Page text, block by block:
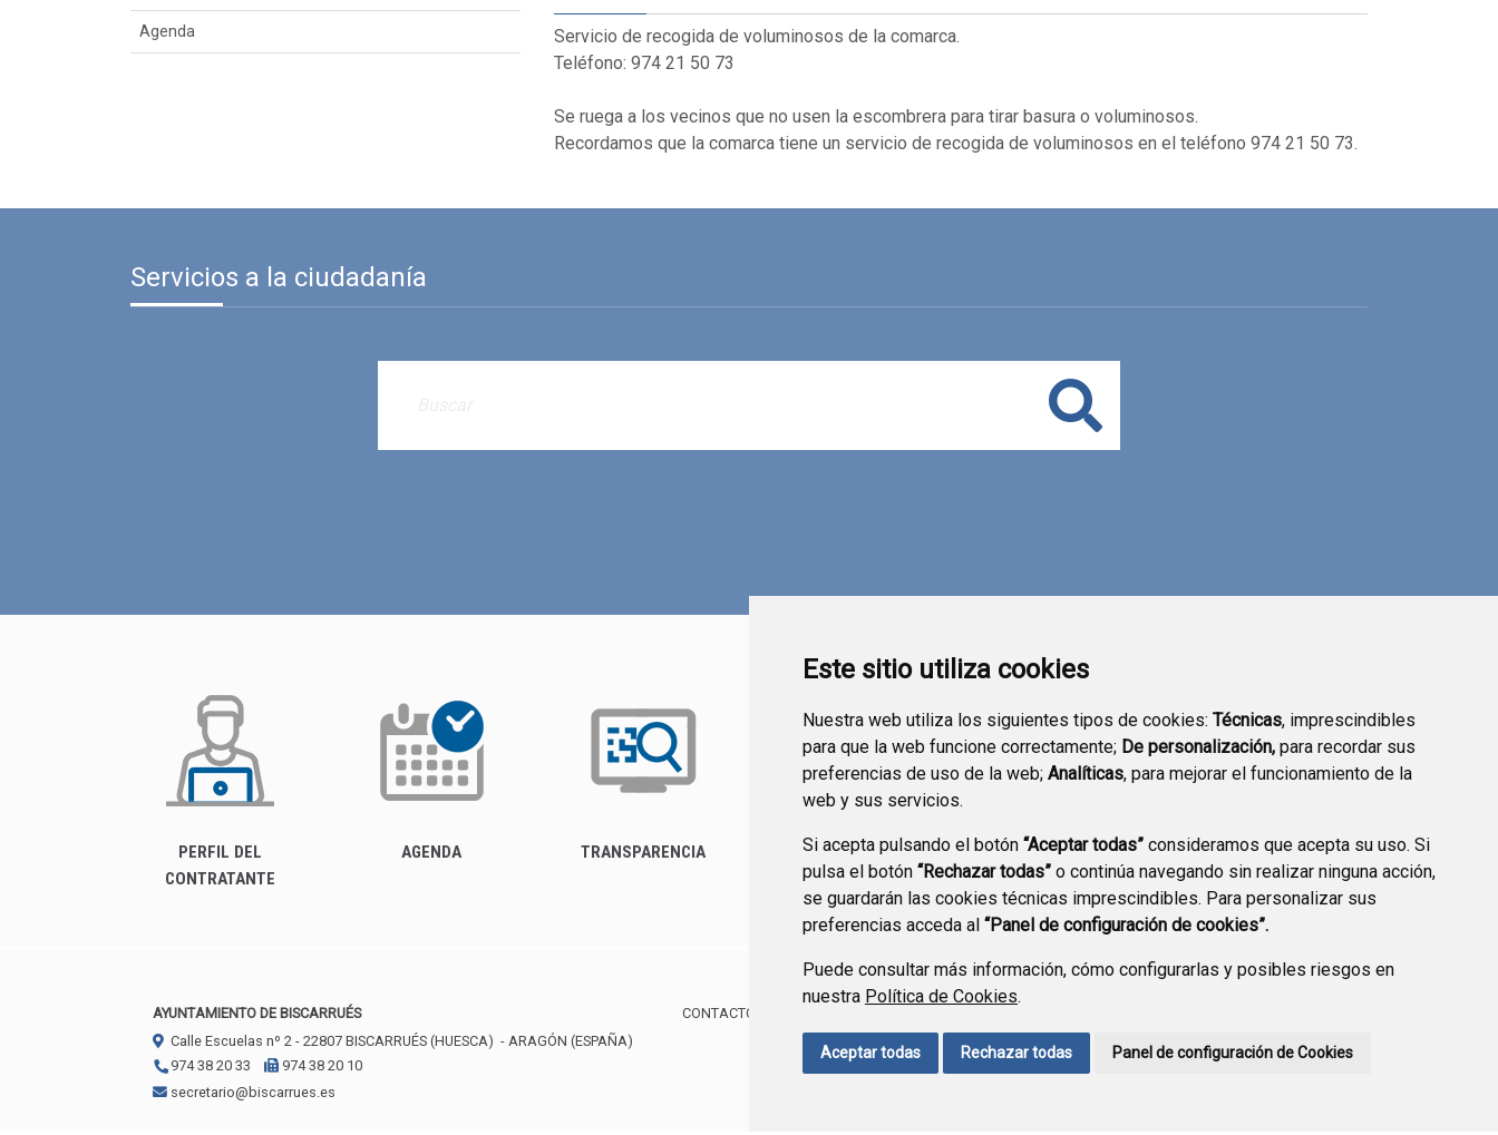
Este sitio utiliza cookies
Nuestra web utiliza los siguientes tipos de cookies: Técnicas, imprescindibles
para que la web funcione correctamente; De personalización, para recordar sus
preferencias de uso de la web; Analíticas, para mejorar el funcionamiento de la
web y sus servicios.
Si acepta pulsando el botón “Aceptar todas” consideramos que acepta su uso. Si
pulsa el botón “Rechazar todas” o continúa navegando sin realizar ninguna acción,
se guardarán las cookies técnicas imprescindibles. Para personalizar sus
preferencias acceda al “Panel de configuración de cookies”.
Puede consultar más información, cómo configurarlas y posibles riesgos en
nuestra Política de Cookies.
Aceptar todas Rechazar todas Panel de configuración de Cookies
Agenda
Servicio de recogida de voluminosos de la comarca.
Teléfono: 974 21 50 73
Se ruega a los vecinos que no usen la escombrera para tirar basura o voluminosos.
Recordamos que la comarca tiene un servicio de recogida de voluminosos en el teléfono 974 21 50 73.
Servicios a la ciudadanía
Buscar
PERFIL DEL
CONTRATANTE
AGENDA TRANSPARENCIA
FORMULARIO DE
CONTACTO
DIRECTORIO
EMPRESARIAL
VALIDACIÓN DE
DOCUMENTOS
AYUNTAMIENTO DE BISCARRUÉS
Calle Escuelas nº 2 - 22807 BISCARRUÉS (HUESCA) - ARAGÓN (ESPAÑA)
974 38 20 33
974 38 20 10
secretario@biscarrues.es
CONTACTO